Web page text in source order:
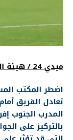
ميدي 24 / هيئة التحرير
اضطر المكتب
تعادل الفريق
المدرب الجنوب
بالتركيز على